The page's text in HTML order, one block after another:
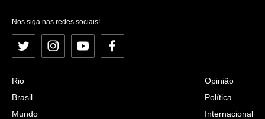
Nos siga nas redes sociais!
Twitter InstagramYouTubeFacebook
Rio
Brasil
Mundo
Opinião
Política
Internacional